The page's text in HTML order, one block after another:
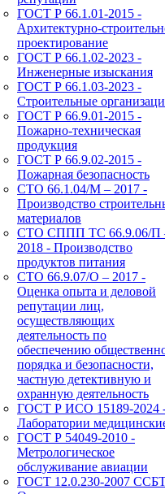
ГОСТ Р 66.1.01-2015 -
Архитектурно-
проектирование
ГОСТ Р 66.1.02-2023 -
Инженерные изыскания
ГОСТ Р 66.1.03-2023 -
Строительные
ГОСТ Р 66.9.01-2015 -
Пожарно-техническая
продукция
ГОСТ Р 66.9.02-2015 -
Пожарная безопасность
СТО 66.1.04/М – 2017 -
Производство
материалов
СТО СППП ТС 66.9.06/П
2018 - Производство
продуктов питания
СТО 66.9.07/О – 2017 -
Оценка опыта и деловой
репутации лиц,
осуществляющих
деятельность по
обеспечению
порядка и безопасности,
частную детективную и
охранную деятельность
ГОСТ Р ИСО 15189-2024
Лаборатории
ГОСТ Р 54049-2010 -
Метрологическое
обслуживание авиации
ГОСТ 12.0.230-2007